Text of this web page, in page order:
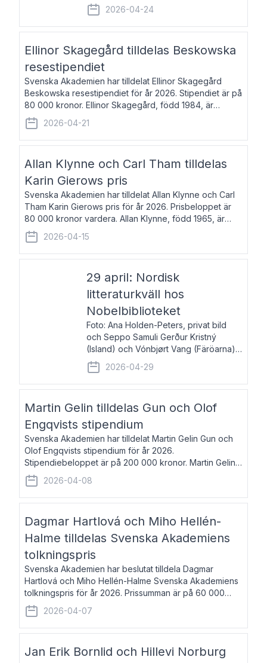
2026-04-24
Ellinor Skagegård tilldelas Beskowska
resestipendiet
Svenska Akademien har tilldelat Ellinor Skagegård
Beskowska resestipendiet för år 2026. Stipendiet är på
80 000 kronor. Ellinor Skagegård, född 1984, är
författare, journalist och musiker. Hon skriver
återkommande för Svenska Dagbladet, Ups
2026-04-21
Allan Klynne och Carl Tham tilldelas
Karin Gierows pris
Svenska Akademien har tilldelat Allan Klynne och Carl
Tham Karin Gierows pris för år 2026. Prisbeloppet är
80 000 kronor vardera. Allan Klynne, född 1965, är
arkeolog, författare, översättare och fil.dr i antikens
kultur och samhällsliv. Ut
2026-04-15
29 april: Nordisk
litteraturkväll hos
Nobelbiblioteket
Foto: Ana Holden-Peters, privat bild
och Seppo Samuli Gerður Kristný
(Island) och Vónbjørt Vang (Färöarna)
läser ur sina verk och samtalar med
John Swedenmark. De läser upp på
färöiska, isländska och svenska och
2026-04-29
Martin Gelin tilldelas Gun och Olof
Engqvists stipendium
Svenska Akademien har tilldelat Martin Gelin Gun och
Olof Engqvists stipendium för år 2026.
Stipendiebeloppet är på 200 000 kronor. Martin Gelin,
född 1978, är journalist och författare. Han lever
numera i Paris men var under många år bosat
2026-04-08
Dagmar Hartlová och Miho Hellén-
Halme tilldelas Svenska Akademiens
tolkningspris
Svenska Akademien har beslutat tilldela Dagmar
Hartlová och Miho Hellén-Halme Svenska Akademiens
tolkningspris för år 2026. Prissumman är på 60 000
kronor var. Dagmar Hartlová, född 1951, översätter
huvudsakligen från svenska till tjeckiska
2026-04-07
Jan Erik Bornlid och Hillevi Norburg